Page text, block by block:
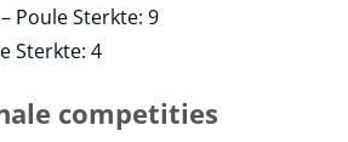
Poule Sterkte: 9
Sterkte: 4
competities